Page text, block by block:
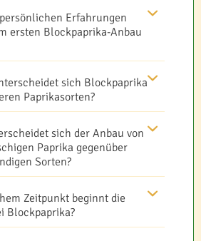
Erfahrungen
ersten Blockpaprika-Anbau
sich Blockpaprika
Paprikasorten?
sich der Anbau von
Paprika gegenüber
Sorten?
Zeitpunkt beginnt die
Blockpaprika?